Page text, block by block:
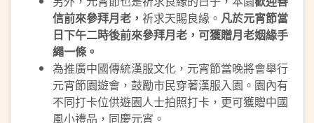
信前來參拜月老， 祈求天賜良緣。 凡於元宵節當
日下午二時後前來參拜月老，可獲贈月老姻緣手
繩一條。
為推廣中國傳統漢服文化，元宵節當晚將會舉行
元宵節園遊會，鼓勵市民穿著漢服入園。園內有
不同打卡位供遊園人士拍照打卡，更可獲贈中國
風小禮品，同慶元宵。